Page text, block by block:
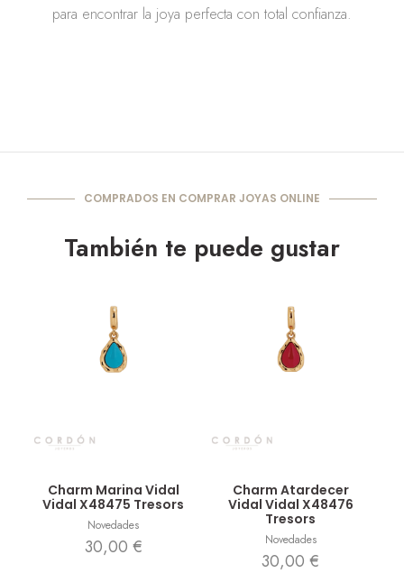
para encontrar la joya perfecta con total confianza.
COMPRADOS EN COMPRAR JOYAS ONLINE
También te puede gustar
Charm Marina Vidal
Vidal X48475 Tresors
Novedades
30,00 €
Charm Atardecer
Vidal Vidal X48476
Tresors
Novedades
30,00€